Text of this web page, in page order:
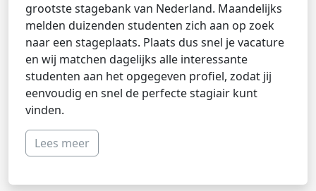
grootste stagebank van Nederland. Maandelijks
melden duizenden studenten zich aan op zoek
naar een stageplaats. Plaats dus snel je vacature
en wij matchen dagelijks alle interessante
studenten aan het opgegeven profiel, zodat jij
eenvoudig en snel de perfecte stagiair kunt
vinden.
Lees meer